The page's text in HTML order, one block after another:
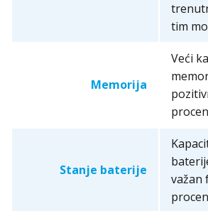
tim
Memorija
Veći
Stanje baterije
važan